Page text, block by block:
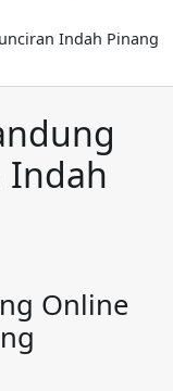
Indah Pinang
Indah
Online